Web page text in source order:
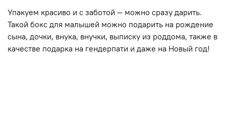
Упакуем красиво и с заботой — можно сразу дарить.
Такой бокс для малышей можно подарить на рождение
сына, дочки, внука, внучки, выписку из роддома, также в
качестве подарка на гендерпати и даже на Новый год!